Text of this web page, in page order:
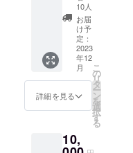
サイン
入り) ︎︎︎︎■
パンフ
レット
(自筆サ
イン入
り) (注)
お近く
の劇場
で上映
されな
あって
も払い
10人
お届
け予
定：
2023
年12
月
詳細を見る
こ
の
リ
タ
ー
ン
を
選
択
す
る
10,